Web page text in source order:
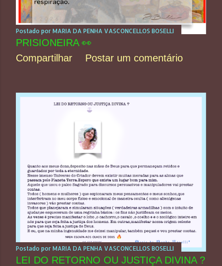
Postado por MARIA DA PENHA VASCONCELLOS BOSELLI
PRISIONEIRA 👀
Compartilhar
Postar um comentário
Postado por MARIA DA PENHA VASCONCELLOS BOSELLI
LEI DO RETORNO OU JUSTIÇA DIVINA ?